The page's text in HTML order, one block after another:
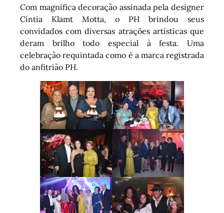
Com magnífica decoração assinada pela designer
Cíntia Klamt Motta, o PH brindou seus
convidados com diversas atrações artísticas que
deram brilho todo especial à festa. Uma
celebração requintada como é a marca registrada
do anfitrião PH.